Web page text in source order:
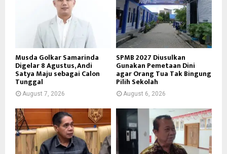
Musda Golkar Samarinda
Digelar 8 Agustus, Andi
Satya Maju sebagai Calon
Tunggal
August 7, 2026
SPMB 2027 Diusulkan
Gunakan Pemetaan Dini
agar Orang Tua Tak Bingung
Pilih Sekolah
August 6, 2026